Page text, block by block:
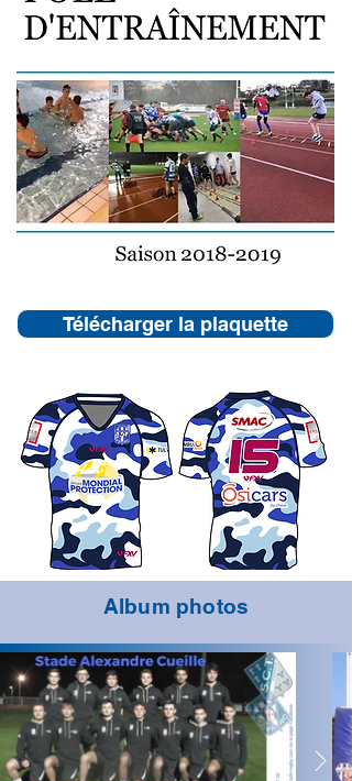
Télécharger la plaquette
Album photos